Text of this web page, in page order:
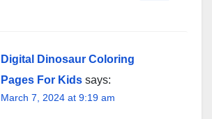
Digital Dinosaur Coloring
Pages For Kids says:
March 7, 2024 at 9:19 am